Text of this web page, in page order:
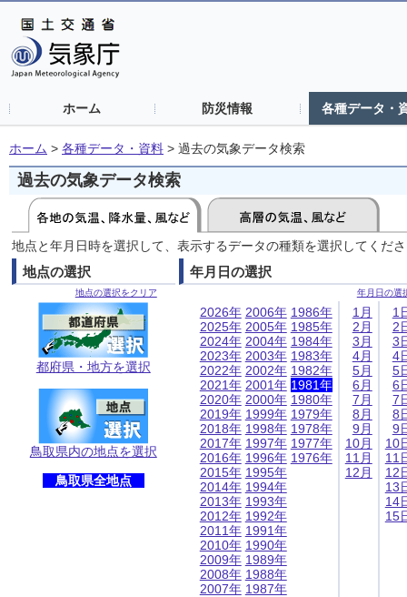
ホーム 防災情報 各種データ・
ホーム > 各種データ・資料 > 過去の気象データ検索
過去の気象データ検索
地点と年月日時を選択して、表示するデータの種類を選択してくだ
地点の選択
地点の選択をクリア
都府県・地方を選択
鳥取県内の地点を選択
鳥取県全地点
年月日の選択
年月日の選
2026年
2025年
2024年
2023年
2022年
2021年
2020年
2019年
2018年
2017年
2016年
2015年
2014年
2013年
2012年
2011年
2010年
2009年
2008年
2007年
2006年
2005年
2004年
2003年
2002年
2001年
2000年
1999年
1998年
1997年
1996年
1995年
1994年
1993年
1992年
1991年
1990年
1989年
1988年
1987年
1986年
1985年
1984年
1983年
1982年
1981年
1980年
1979年
1978年
1977年
1976年
1月
2月
3月
4月
5月
6月
7月
8月
9月
10月
11月
12月
1
2
3
4
5
6
7
8
9
10
11
12
13
14
15